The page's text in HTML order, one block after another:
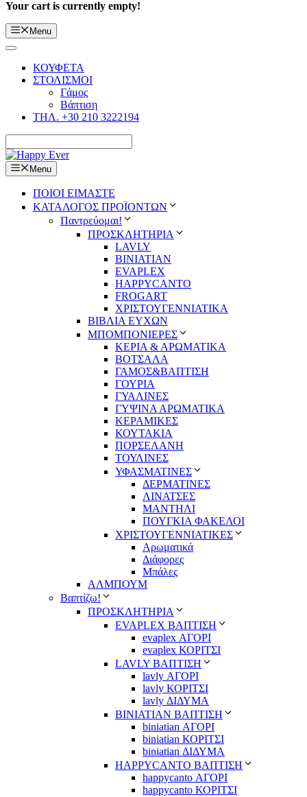
Your cart is currently empty!
Menu
ΚΟΥΦΕΤΑ
ΣΤΟΛΙΣΜΟΙ
Γάμος
Βάπτιση
ΤΗΛ. +30 210 3222194
Menu
ΠΟΙΟΙ ΕΙΜΑΣΤΕ
ΚΑΤΑΛΟΓΟΣ ΠΡΟΪΟΝΤΩΝ
Παντρεύομαι!
ΠΡΟΣΚΛΗΤΗΡΙΑ
LAVLY
BINIATIAN
EVAPLEX
HAPPYCANTO
FROGART
ΧΡΙΣΤΟΥΓΕΝΝΙΑΤΙΚΑ
ΒΙΒΛΙΑ ΕΥΧΩΝ
ΜΠΟΜΠΟΝΙΕΡΕΣ
ΚΕΡΙΑ & ΑΡΩΜΑΤΙΚΑ
ΒΟΤΣΑΛΑ
ΓΑΜΟΣ&ΒΑΠΤΙΣΗ
ΓΟΥΡΙΑ
ΓΥΑΛΙΝΕΣ
ΓΥΨΙΝΑ ΑΡΩΜΑΤΙΚΑ
ΚΕΡΑΜΙΚΕΣ
ΚΟΥΤΑΚΙΑ
ΠΟΡΣΕΛΑΝΗ
ΤΟΥΛΙΝΕΣ
ΥΦΑΣΜΑΤΙΝΕΣ
ΔΕΡΜΑΤΙΝΕΣ
ΛΙΝΑΤΣΕΣ
ΜΑΝΤΗΛΙ
ΠΟΥΓΚΙΑ ΦΑΚΕΛΟΙ
ΧΡΙΣΤΟΥΓΕΝΝΙΑΤΙΚΕΣ
Αρωματικά
Διάφορες
Μπάλες
ΑΛΜΠΟΥΜ
Βαπτίζω!
ΠΡΟΣΚΛΗΤΗΡΙΑ
EVAPLEX ΒΑΠΤΙΣΗ
evaplex ΑΓΟΡΙ
evaplex ΚΟΡΙΤΣΙ
LAVLY ΒΑΠΤΙΣΗ
lavly ΑΓΟΡΙ
lavly ΚΟΡΙΤΣΙ
lavly ΔΙΔΥΜΑ
ΒΙΝΙΑΤΙΑΝ ΒΑΠΤΙΣΗ
biniatian ΑΓΟΡΙ
biniatian ΚΟΡΙΤΣΙ
biniatian ΔΙΔΥΜΑ
HAPPYCANTO ΒΑΠΤΙΣΗ
happycanto ΑΓΟΡΙ
happycanto ΚΟΡΙΤΣΙ